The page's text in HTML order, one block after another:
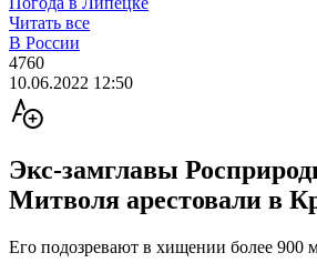
Читать все
В России
4760
10.06.2022 12:50
Экс-замглавы
Митволя арестовали в
Его подозревают в хищении более 900